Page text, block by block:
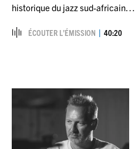
historique du jazz sud-africain…
ÉCOUTER L’ÉMISSION 40:20